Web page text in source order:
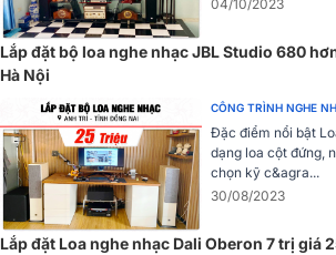
Chân loa chắc chắn bằng kim loại giúp loa
hoạt động. Với bốn màu sắc lựa chọn
Wenge, loa Sonus Faber Suprema phản
cách đặc trưng thích hợp với nhiều không gian
Đánh giá chất lượng Loa Sonus
Hệ thống 2.2
Hệ thống siêu loa Sonus Faber Suprema
2.2, bao gồm 2 loa chính và 2 loa
bị Crossover chủ động rời.
04/10/2023
Lắp đặt bộ loa nghe nhạc JBL Studio 680
Hà Nội
CÔNG TRÌNH NGHE
Đặc điểm nổi bật
dạng loa cột đứng,
chọn kỹ c&agra...
30/08/2023
Lắp đặt Loa nghe nhạc Dali Oberon 7 trị giá